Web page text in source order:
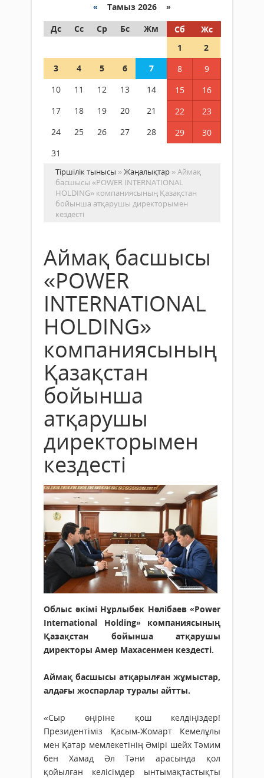
« Тамыз 2026 »
Дс
Сс Ср Бс Жм Сб
Жс
1
2
3
4 5 6 7 8
9
10
11 12 13 14 15
16
17
18 19 20 21 22
23
24
25 26 27 28 29
30
31
Тіршілік тынысы »Жаңалықтар » Аймақ
басшысы «POWER INTERNATIONAL
HOLDING» компаниясының Қазақстан
бойынша атқарушы директорымен
кездесті
Аймақ басшысы
«POWER
INTERNATIONAL
HOLDING»
компаниясының
Қазақстан
бойынша
атқарушы
директорымен
кездесті
Облыс әкімі Нұрлыбек Нәлібаев «Power
International Holding» компаниясының
Қазақстан бойынша атқарушы
директоры Амер Махасенмен кездесті.
Аймақ басшысы атқарылған жұмыстар,
алдағы жоспарлар туралы айтты.
«Сыр өңіріне қош келдіңіздер!
Президентіміз Қасым-Жомарт Кемелұлы
мен Қатар мемлекетінің Әмірі шейх Тәмим
бен Хамад Әл Тәни арасында қол
қойылған келісімдер ынтымақтастықты